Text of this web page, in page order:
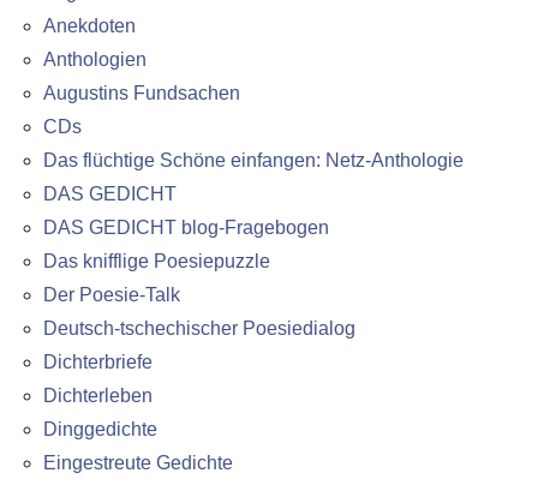
Anekdoten
Anthologien
Augustins Fundsachen
CDs
Das flüchtige Schöne einfangen: Netz-Anthologie
DAS GEDICHT
DAS GEDICHT blog-Fragebogen
Das knifflige Poesiepuzzle
Der Poesie-Talk
Deutsch-tschechischer Poesiedialog
Dichterbriefe
Dichterleben
Dinggedichte
Eingestreute Gedichte